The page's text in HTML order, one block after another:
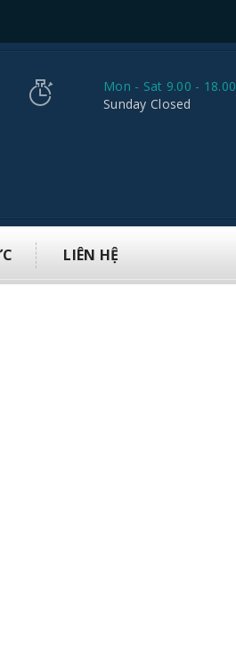
Mon - Sat 9.00 - 18.00
Sunday Closed
LIÊN HỆ